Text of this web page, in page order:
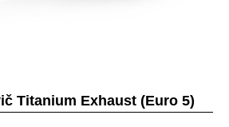
Titanium Exhaust (Euro 5)